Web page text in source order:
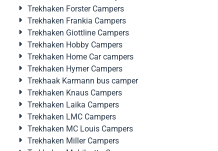
Trekhaken Forster Campers
Trekhaken Frankia Campers
Trekhaken Giottline Campers
Trekhaken Hobby Campers
Trekhaken Home Car campers
Trekhaken Hymer Campers
Trekhaak Karmann bus camper
Trekhaken Knaus Campers
Trekhaken Laika Campers
Trekhaken LMC Campers
Trekhaken MC Louis Campers
Trekhaken Miller Campers